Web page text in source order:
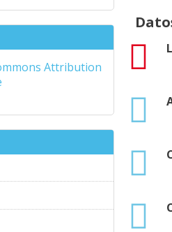
Attribution
pdf
xlsx
xlsx
xlsx